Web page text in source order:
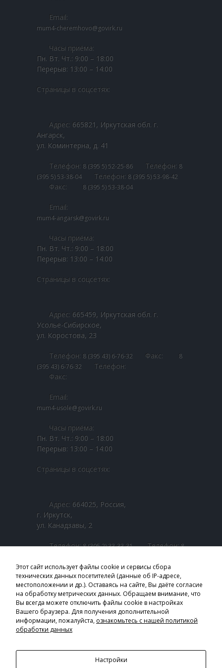
-- Байкальская звезда 2022
---- Байкальская звезда 2022
-- Байкальская звезда 2021
творчески одаренных детей-сирот, детей, оставшихся
«Байкальская звезда – 2021»
-- Байкальская звезда 2019
искусства фестиваля «Байкальская звезда — 2019»
Обращения граждан
-- Направить обращение
-- Нормативная правовая база по работе с
обращениями
-- Фото и видео детей
-- Я в семье
Школа приёмных родителей
-- Школа Приёмных Родителей ОГБУСО ЦПД
"Гармония" г. Черемхово
-- Школа Приёмных Родителей ОГКУСО СМФЦ г.
Черемхово
-- Школа Приёмных Родителей ОГКУСО ЦПД г. Ангарск
-- Школа Приёмных Родителей ОГКУСО ЦПД г. Усолье-
Сибирское
-- Школа Приёмных Родителей ОГКУСО СРЦН
События
Медиа галерея
-- В единстве наша сила
-- Видеосюжеты
#ПодвигЖенщинПобеды
Профи в деле
---- Семейная династия
Email:
mum4-cheremhovo@govirk.ru
Часы приёма:
Пн. Вт. Чт.: 9:00 – 18:00
Перерыв: 13:00 – 14:00
Страницы в соцсетях:
Адрес: 665821, Иркутская обл. г.
Ангарск,
ул. Коминтерна, д. 41
Телефон: 8 (395 5) 52-25-86 Телефон: 8
(395 5) 53-38-04
Телефон: 8 (395 5) 53-98-42
Факс: 8 (395 5) 53-38-04
Email:
mum4-angarsk@govirk.ru
Часы приёма:
Пн. Вт. Чт.: 9:00 – 18:00
Перерыв: 13:00 – 14:00
Страницы в соцсетях:
Адрес: 665459, Иркутская обл. г.
Усолье-Сибирское,
ул. Коростова, 23
Телефон: 8 (395 43) 6-76-32 Факс:
8
(395 43) 6-76-32
Телефон:
Факс:
Email:
mum4-usole@govirk.ru
Часы приёма:
Пн. Вт. Чт.: 9:00 – 18:00
Перерыв: 13:00 – 14:00
Страницы в соцсетях:
Адрес: 664025, Россия,
г. Иркутск,
ул. Канадзавы, 2
Телефон:8 (395 2) 33-33-31 Телефон:8
Телефон:8 (800 1) 00-22-42
Email: obl_sobes@sobes.admirk.ru
Часы приёма:
Пн. - Пт.: 9:00 – 18:00
Перерыв: 13:00 – 14:00
Страницы в соцсетях:
Этот сайт использует файлы cookie и сервисы сбора
технических данных посетителей (данные об IP-адресе,
местоположении и др.). Оставаясь на сайте, Вы даёте согласие
на обработку метрических данных. Обращаем внимание, что
Вы всегда можете отключить файлы cookie в настройках
Вашего браузера. Для получения дополнительной
информации, пожалуйста, ознакомьтесь с нашей политикой
обработки данных
Настройки